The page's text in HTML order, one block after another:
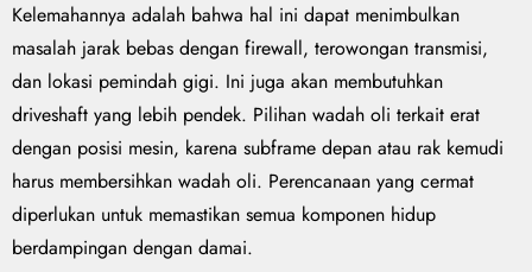
Kelemahannya adalah bahwa hal ini dapat menimbulkan
masalah jarak bebas dengan firewall, terowongan transmisi,
dan lokasi pemindah gigi. Ini juga akan membutuhkan
driveshaft yang lebih pendek. Pilihan wadah oli terkait erat
dengan posisi mesin, karena subframe depan atau rak kemudi
harus membersihkan wadah oli. Perencanaan yang cermat
diperlukan untuk memastikan semua komponen hidup
berdampingan dengan damai.